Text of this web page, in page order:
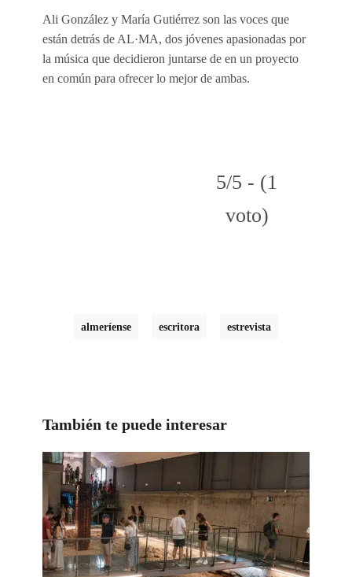
Ali González y María Gutiérrez son las voces que
están detrás de AL·MA, dos jóvenes apasionadas por
la música que decidieron juntarse de en un proyecto
en común para ofrecer lo mejor de ambas.
5/5 - (1
voto)
almeríense escritora estrevista
También te puede interesar